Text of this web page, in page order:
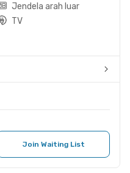
Jendela arah luar
TV
Join Waiting List